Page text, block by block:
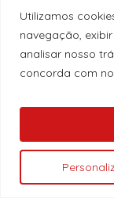
Utilizamos
navegação,
analisar nosso
concorda com
DUPLA